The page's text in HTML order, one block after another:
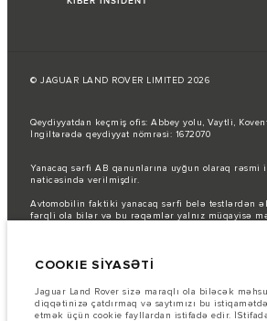
© JAGUAR LAND ROVER LIMITED 2026
Qeydiyyatdan keçmiş ofis: Abbey yolu, Vaytli,
İngiltərədə qeydiyyat nömrəsi: 1672070
Yanacaq sərfi AB qanunlarına uyğun olaraq rəsmi
nəticəsində verilmişdir.
Avtomobilin faktiki yanacaq sərfi belə testlərdən
fərqli ola bilər və bu rəqəmlər yalnız müqayisə
mövcudluğuna və istehsal müddətlərinə təsir
funksiyalar, seçimlər, xüsusi işləmələr və rəng
spesifikasiyaları tam əks etdirməyə bilər. Zəhmət
məhdudiyyətlər barədə məlumat etmək üçün
COOKIE SİYASƏTİ
Jaguar Land Rover sizə maraqlı ola biləcək
diqqətinizə çatdırmaq və saytımızı bu
etmək üçün cookie fayllardan istifadə edir.